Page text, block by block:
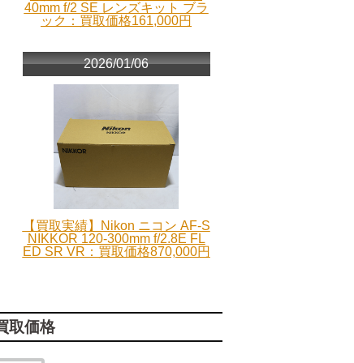
40mm f/2 SE レンズキット ブラ
ック：買取価格161,000円
2026/01/06
【買取実績】Nikon ニコン AF-S
NIKKOR 120-300mm f/2.8E FL
ED SR VR：買取価格870,000円
取価格